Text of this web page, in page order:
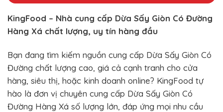
KingFood – Nhà cung cấp Dừa Sấy Giòn Có Đường
Hàng Xá chất lượng, uy tín hàng đầu
Bạn đang tìm kiếm nguồn cung cấp Dừa Sấy Giòn Có
Đường chất lượng cao, giá cả cạnh tranh cho cửa
hàng, siêu thị, hoặc kinh doanh online? KingFood tự
hào là đơn vị chuyên cung cấp Dừa Sấy Giòn Có
Đường Hàng Xá số lượng lớn, đáp ứng mọi nhu cầu